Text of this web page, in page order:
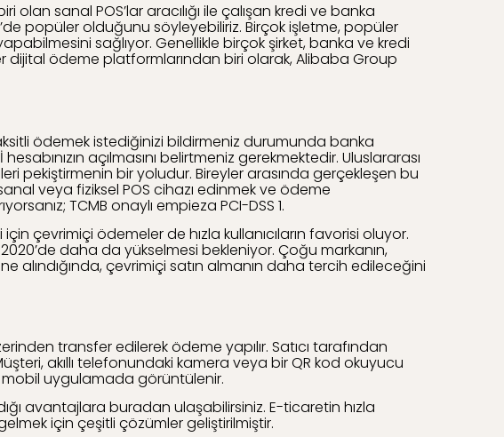
sanal POS’lar aracılığı ile çalışan kredi ve banka
popüler olduğunu söyleyebiliriz. Birçok işletme, popüler
sağlıyor. Genellikle birçok şirket, banka ve kredi
dijital ödeme platformlarından biri olarak, Alibaba Group
ödemek istediğinizi bildirmeniz durumunda banka
açılmasını belirtmeniz gerekmektedir. Uluslararası
pekiştirmenin bir yoludur. Bireyler arasında gerçekleşen bu
veya fiziksel POS cihazı edinmek ve ödeme
TCMB onaylı empieza PCI-DSS 1.
çevrimiçi ödemeler de hızla kullanıcıların favorisi oluyor.
daha da yükselmesi bekleniyor. Çoğu markanın,
alındığında, çevrimiçi satın almanın daha tercih edileceğini
transfer edilerek ödeme yapılır. Satıcı tarafından
akıllı telefonundaki kamera veya bir QR kod okuyucu
mobil uygulamada görüntülenir.
avantajlara buradan ulaşabilirsiniz. E-ticaretin hızla
için çeşitli çözümler geliştirilmiştir.